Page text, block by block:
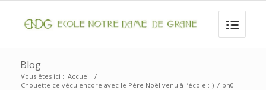
Blog
Vous êtes ici : Accueil /
Chouette ce vécu encore avec le Père Noël venu à l’école :-) / pn0